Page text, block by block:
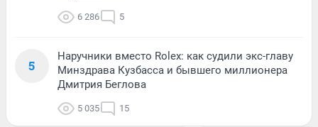
6 286 5
5
Наручники вместо Rolex: как судили экс-главу
Минздрава Кузбасса и бывшего миллионера
Дмитрия Беглова
5 035 15